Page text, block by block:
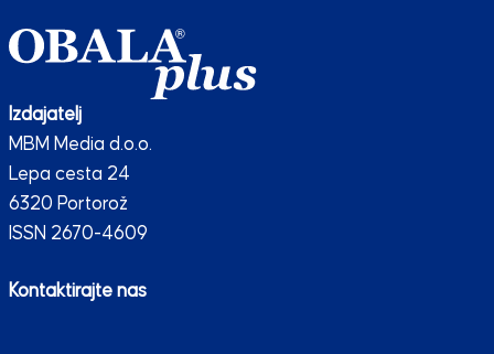
Izdajatelj
MBM Media d.o.o.
Lepa cesta 24
6320 Portorož
ISSN 2670-4609
Kontaktirajte nas